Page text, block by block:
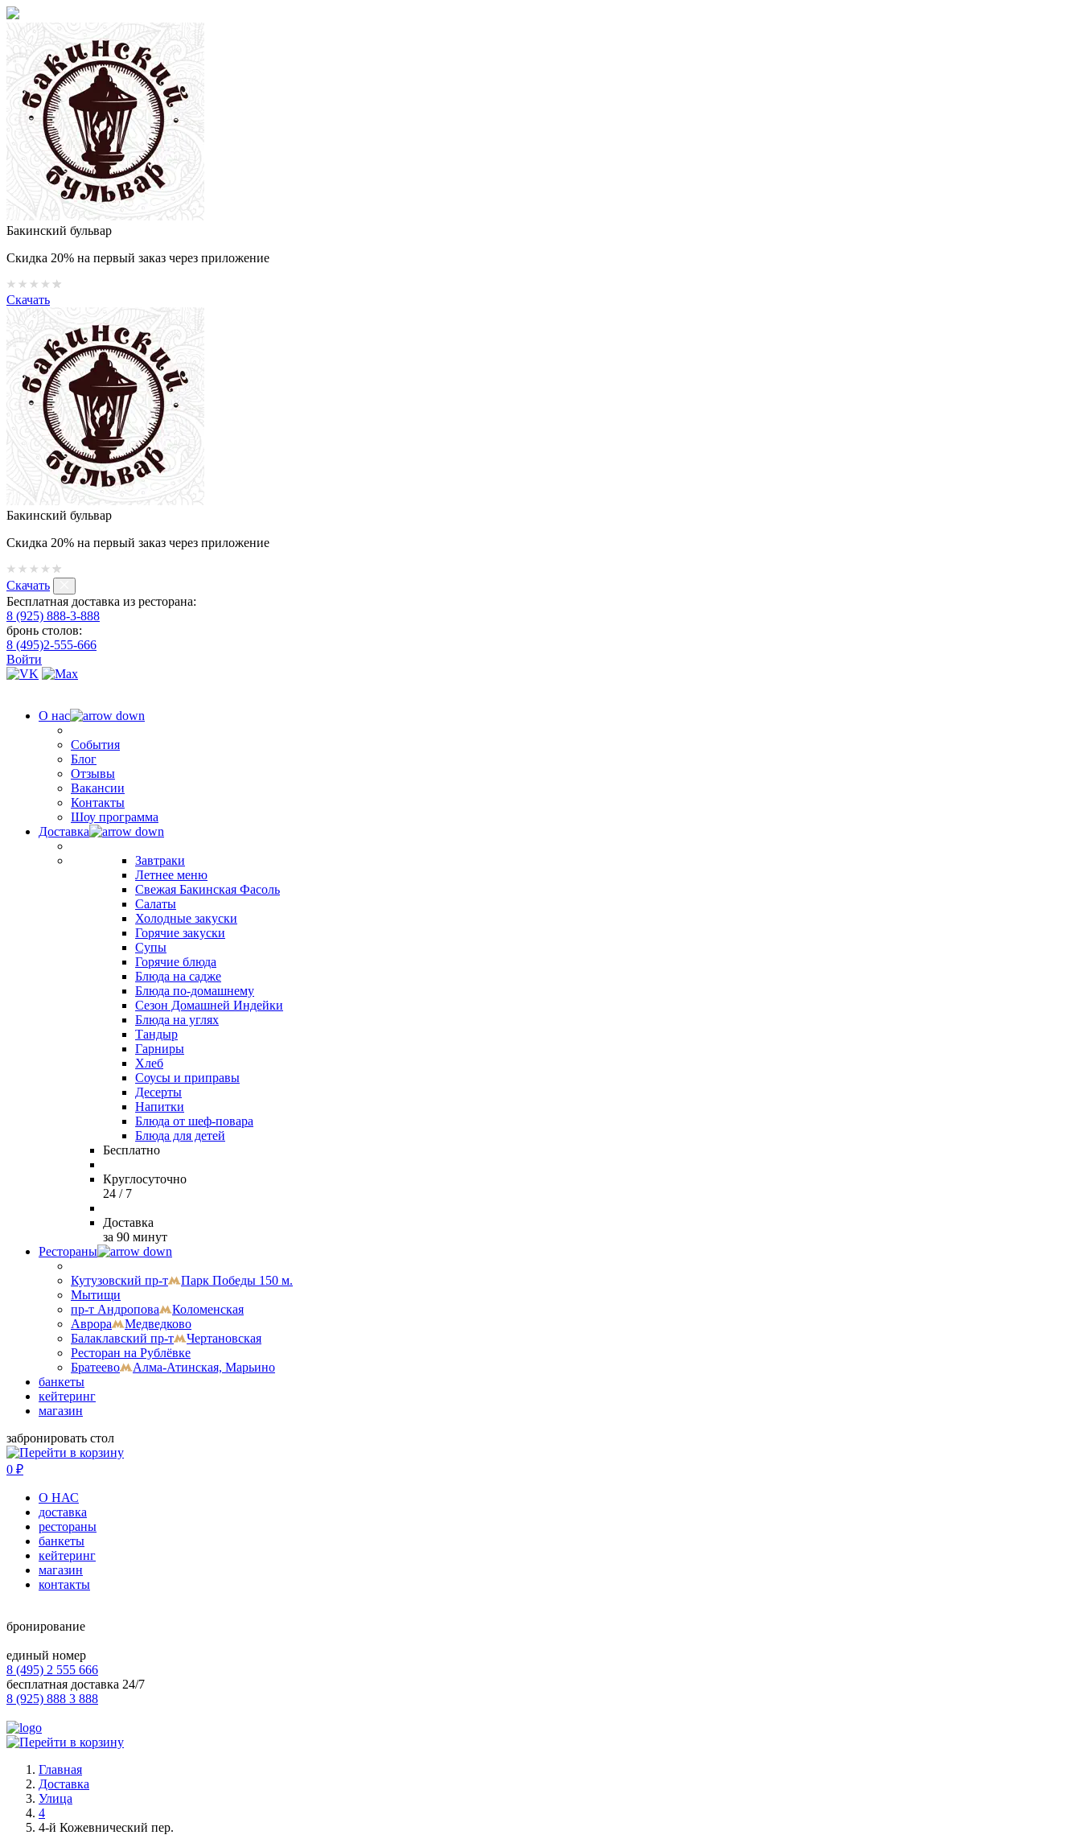
Бакинский бульвар
Скидка 20% на первый заказ через приложение
Скачать
Бакинский бульвар
Скидка 20% на первый заказ через приложение
Скачать
Бесплатная доставка из ресторана:
8 (925) 888-3-888
бронь столов:
8 (495)2-555-666
Войти
О нас
События
Блог
Отзывы
Вакансии
Контакты
Шоу программа
Доставка
Завтраки
Летнее меню
Свежая Бакинская Фасоль
Салаты
Холодные закуски
Горячие закуски
Супы
Горячие блюда
Блюда на садже
Блюда по-домашнему
Сезон Домашней Индейки
Блюда на углях
Тандыр
Гарниры
Хлеб
Соусы и приправы
Десерты
Напитки
Блюда от шеф-повара
Блюда для детей
Бесплатно
Круглосуточно
24 / 7
Доставка
за 90 минут
Рестораны
Кутузовский пр-т
Парк Победы 150 м.
Мытищи
пр-т Андропова
Коломенская
Аврора
Медведково
Балаклавский пр-т
Чертановская
Ресторан на Рублёвке
Братеево
Алма-Атинская, Марьино
банкеты
кейтеринг
магазин
забронировать стол
0 ₽
О НАС
доставка
рестораны
банкеты
кейтеринг
магазин
контакты
бронирование
единый номер
8 (495) 2 555 666
бесплатная доставка 24/7
8 (925) 888 3 888
Главная
Доставка
Улица
4
4-й Кожевнический пер.